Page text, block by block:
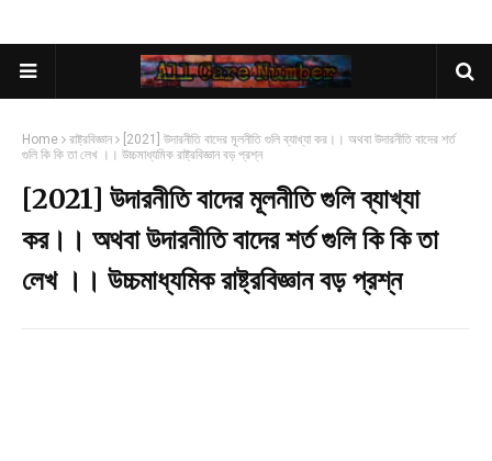
Home রাষ্ট্রবিজ্ঞান
[2021] উদারনীতি বাদের মূলনীতি গুলি ব্যাখ্যা কর।। অথবা উদারনীতি বাদের শর্ত
গুলি কি কি তা লেখ ।। উচ্চমাধ্যমিক রাষ্ট্রবিজ্ঞান বড় প্রশ্ন
[2021] উদারনীতি বাদের মূলনীতি গুলি ব্যাখ্যা
কর।। অথবা উদারনীতি বাদের শর্ত গুলি কি কি তা
লেখ ।। উচ্চমাধ্যমিক রাষ্ট্রবিজ্ঞান বড় প্রশ্ন